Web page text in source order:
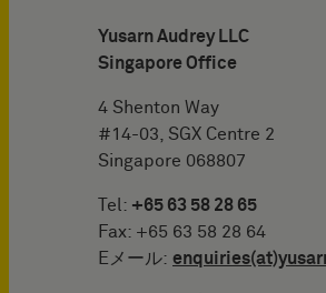
Yusarn Audrey LLC
Singapore Office
4 Shenton Way
#14-03, SGX Centre 2
Singapore 068807
Tel: +65 63 58 28 65
Fax: +65 63 58 28 64
Eメール: